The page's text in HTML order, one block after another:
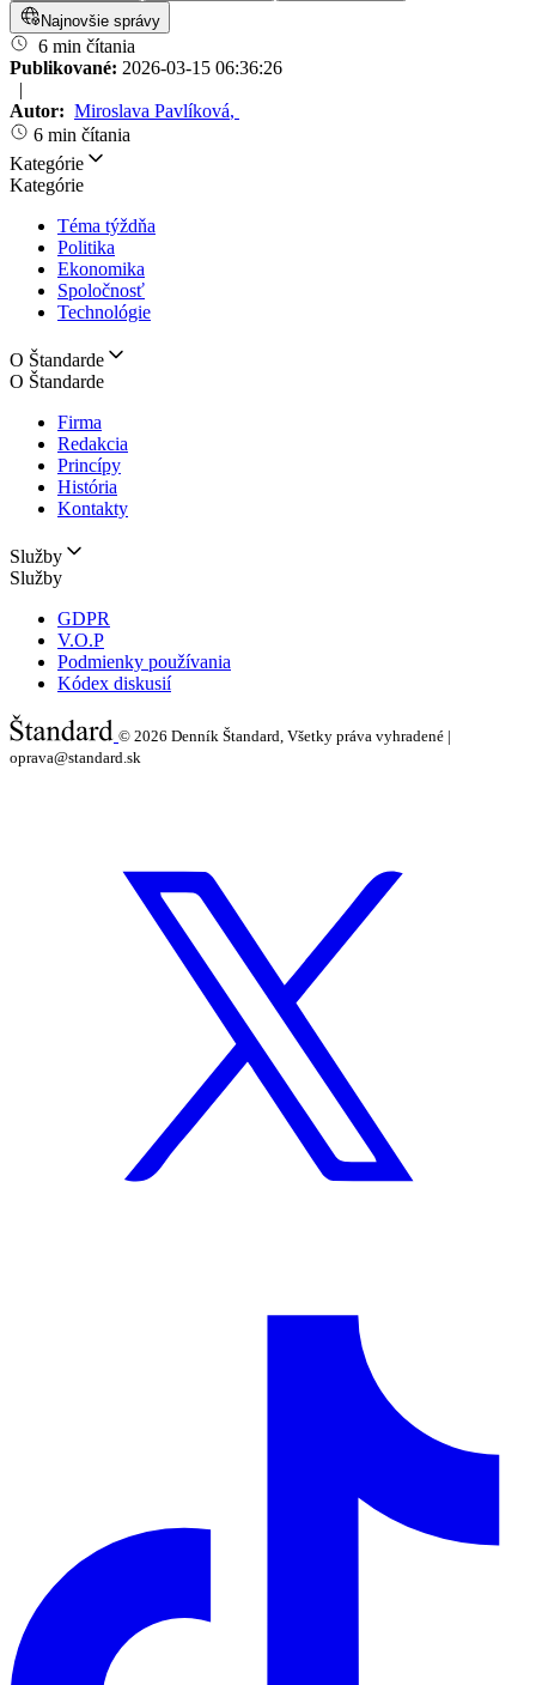
Najnovšie správy
6 min čítania
Publikované: 2026-03-15 06:36:26
|
Autor: Miroslava Pavlíková,
6 min čítania
Kategórie
Kategórie
Téma týždňa
Politika
Ekonomika
Spoločnosť
Technológie
O Štandarde
O Štandarde
Firma
Redakcia
Princípy
História
Kontakty
Služby
Služby
GDPR
V.O.P
Podmienky používania
Kódex diskusií
© 2026 Denník Štandard, Všetky práva vyhradené |
oprava@standard.sk